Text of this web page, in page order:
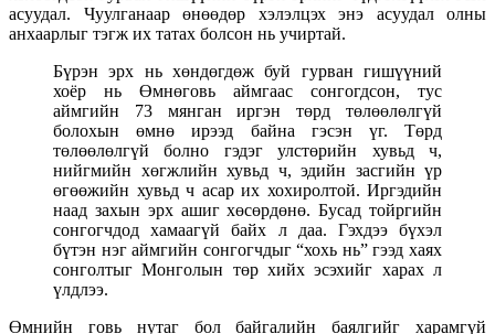
асуудал. Чуулганаар өнөөдөр хэлэлцэх энэ асуудал олны
анхаарлыг тэгж их татах болсон нь учиртай.
Бүрэн эрх нь хөндөгдөж буй гурван гишүүний
хоёр нь Өмнөговь аймгаас сонгогдсон, тус
аймгийн 73 мянган иргэн төрд төлөөлөлгүй
болохын өмнө ирээд байна гэсэн үг. Төрд
төлөөлөлгүй болно гэдэг улстөрийн хувьд ч,
нийгмийн хөгжлийн хувьд ч, эдийн засгийн үр
өгөөжийн хувьд ч асар их хохиролтой. Иргэдийн
наад захын эрх ашиг хөсөрдөнө. Бусад тойргийн
сонгогчдод хамаагүй байх л даа. Гэхдээ бүхэл
бүтэн нэг аймгийн сонгогчдыг “хохь нь” гээд хаях
сонголтыг Монголын төр хийх эсэхийг харах л
үлдлээ.
Өмнийн говь нутаг бол байгалийн баялгийг харамгүй